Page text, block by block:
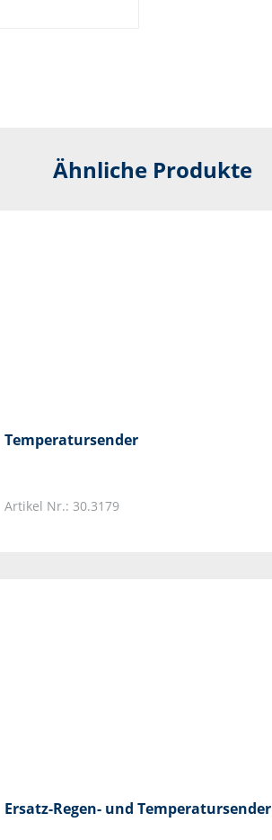
Ähnliche Produkte
Temperatursender
Artikel Nr.: 30.3179
Ersatz-Regen- und Temperatursender